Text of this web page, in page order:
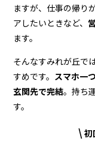
宅
配
ク
リ
ー
ますが、仕事の帰り
アしたいときなど、
ます。
そんなすみれが丘では
すめです。 スマホ一
玄関先で完結。持ち
す。
\ 初